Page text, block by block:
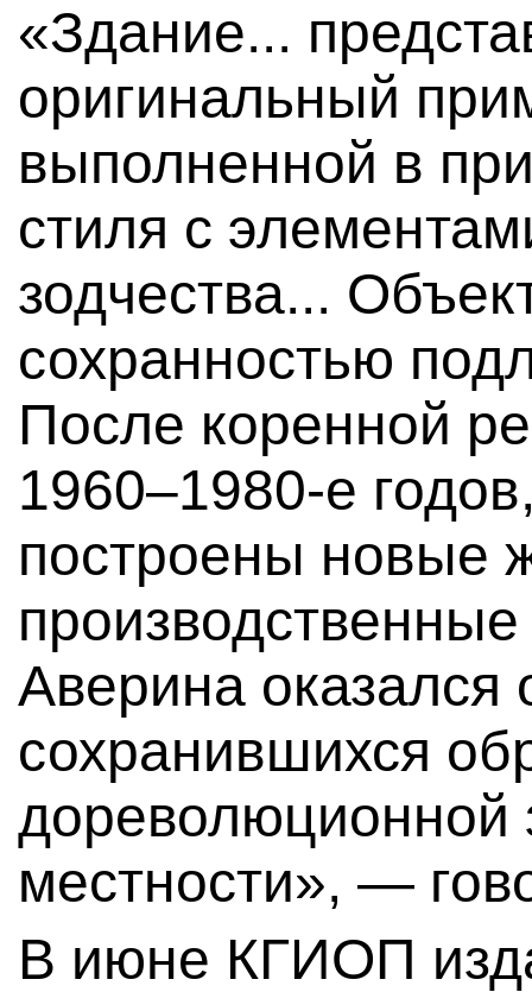
«Здание...
оригинальный
выполненной в
стиля с
зодчества...
сохранностью
После коренной
1960–1980-е
построены новые
Аверина оказался
сохранившихся
дореволюционной
местности», —
В июне КГИОП